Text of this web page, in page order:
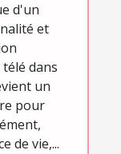
d'un
et
dans
un
pour
de vie,...